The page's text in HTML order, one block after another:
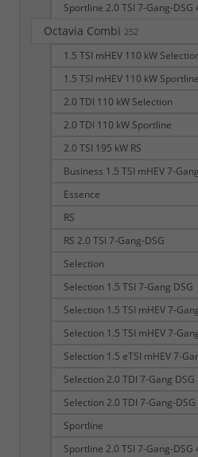
Sportline 2.0 TSI 7-Gang-DSG
Octavia Combi 252
1.5 TSI mHEV 110 kW
1.5 TSI mHEV 110 kW Sportline
2.0 TDI 110 kW Selection
2.0 TDI 110 kW Sportline
2.0 TSI 195 kW RS
Business 1.5 TSI mHEV 7-
Essence
RS
RS 2.0 TSI 7-Gang-DSG
Selection
Selection 1.5 TSI 7-Gang DSG
Selection 1.5 TSI mHEV 7-
Selection 1.5 TSI mHEV 7-
Selection 1.5 eTSI mHEV 7-
Selection 2.0 TDI 7-Gang DSG
Selection 2.0 TDI 7-Gang-DSG
Sportline
Sportline 2.0 TSI 7-Gang-DSG